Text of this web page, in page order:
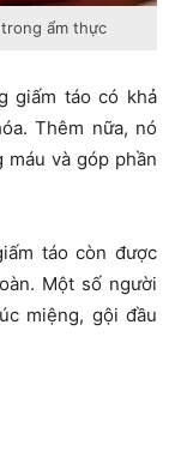
ẩm thực
giấm táo có khả
Thêm nữa, nó
và góp phần
táo còn được
Một số người
miệng, gội đầu